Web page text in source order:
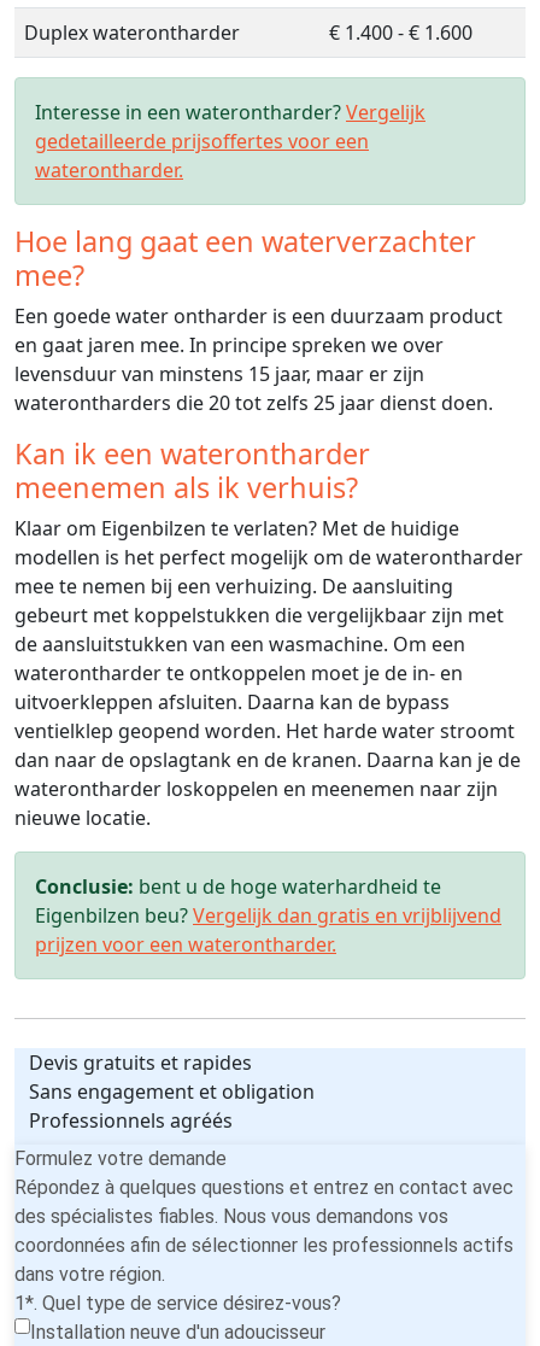
Duplex waterontharder € 1.400 - € 1.600
Interesse in een waterontharder?Vergelijk
gedetailleerde prijsoffertes voor een
waterontharder.
Hoe lang gaat een waterverzachter
mee?
Een goede water ontharder is een duurzaam product
en gaat jaren mee. In principe spreken we over
levensduur van minstens 15 jaar, maar er zijn
waterontharders die 20 tot zelfs 25 jaar dienst doen.
Kan ik een waterontharder
meenemen als ik verhuis?
Klaar om Eigenbilzen te verlaten? Met de huidige
modellen is het perfect mogelijk om de waterontharder
mee te nemen bij een verhuizing. De aansluiting
gebeurt met koppelstukken die vergelijkbaar zijn met
de aansluitstukken van een wasmachine. Om een
waterontharder te ontkoppelen moet je de in- en
uitvoerkleppen afsluiten. Daarna kan de bypass
ventielklep geopend worden. Het harde water stroomt
dan naar de opslagtank en de kranen. Daarna kan je de
waterontharder loskoppelen en meenemen naar zijn
nieuwe locatie.
Conclusie: bent u de hoge waterhardheid te
Eigenbilzen beu?Vergelijk dan gratis en vrijblijvend
prijzen voor een waterontharder.
Devis gratuits et rapides
Sans engagement et obligation
Professionnels agréés
Formulez votre demande
Répondez à quelques questions et entrez en contact avec
des spécialistes fiables. Nous vous demandons vos
coordonnées afin de sélectionner les professionnels actifs
dans votre région.
1*. Quel type de service désirez-vous?
Installation neuve d'un adoucisseur